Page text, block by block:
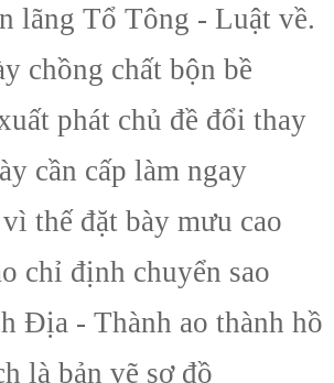
lãng Tổ Tông - Luật về.
chồng chất bộn bề
phát chủ đề đổi thay
cần cấp làm ngay
thế đặt bày mưu cao
chỉ định chuyển sao
Địa - Thành ao thành hồ
là bản vẽ sơ đồ